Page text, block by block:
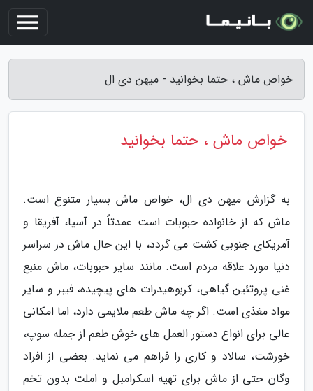
خواص ماش ، حتما بخوانید - میهن دی ال
خواص ماش ، حتما بخوانید
به گزارش میهن دی ال، خواص ماش بسیار متنوع است.
ماش که از خانواده حبوبات است عمدتاً در آسیا، آفریقا و
آمریکای جنوبی کشت می گردد، با این حال ماش در سراسر
دنیا مورد علاقه مردم است. مانند سایر حبوبات، ماش منبع
غنی پروتئین گیاهی، کربوهیدرات های پیچیده، فیبر و سایر
مواد مغذی است. اگر چه ماش طعم ملایمی دارد، اما امکانی
عالی برای انواع دستور العمل های خوش طعم از جمله سوپ،
خورشت، سالاد و کاری را فراهم می نماید. بعضی از افراد
وگان حتی از ماش برای تهیه اسکرامبل و املت بدون تخم